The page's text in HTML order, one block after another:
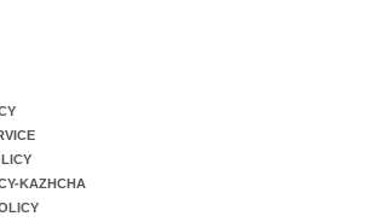
KAZHCHA